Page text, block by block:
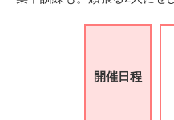
開催日程